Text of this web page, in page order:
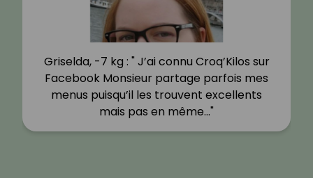
Griselda, -7 kg : " J’ai connu Croq’Kilos sur
Facebook Monsieur partage parfois mes
menus puisqu’il les trouvent excellents
mais pas en même…"